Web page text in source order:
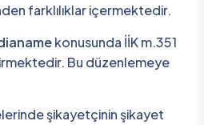
farklılıklar içermektedir.
konusunda İİK m.351
Bu düzenlemeye
şikayetçinin şikayet